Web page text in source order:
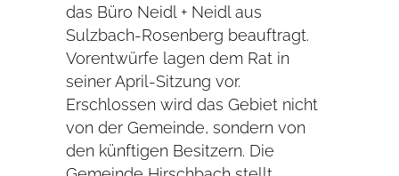
das Büro Neidl + Neidl aus
Sulzbach-Rosenberg beauftragt.
Vorentwürfe lagen dem Rat in
seiner April-Sitzung vor.
Erschlossen wird das Gebiet nicht
von der Gemeinde, sondern von
den künftigen Besitzern. Die